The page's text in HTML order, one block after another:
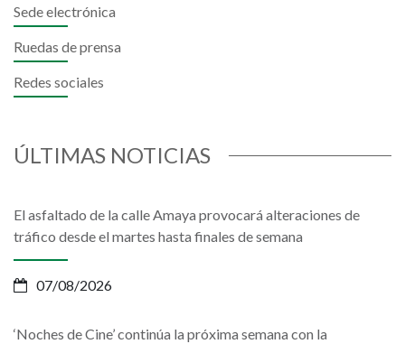
Sede electrónica
Ruedas de prensa
Redes sociales
ÚLTIMAS NOTICIAS
El asfaltado de la calle Amaya provocará alteraciones de
tráfico desde el martes hasta finales de semana
07/08/2026
‘Noches de Cine’ continúa la próxima semana con la